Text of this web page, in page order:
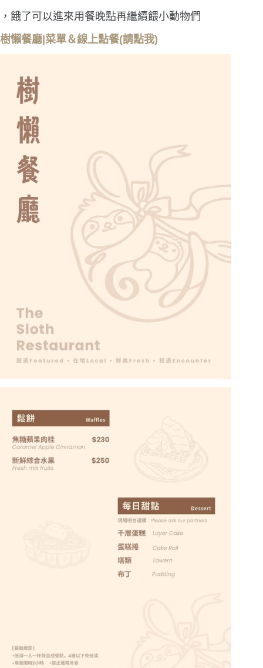
，餓了可以進來用餐晚點再繼續餵小動物們
樹懶餐廳|菜單＆線上點餐(請點我)